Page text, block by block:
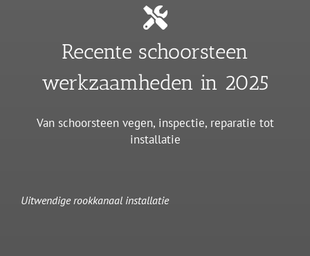
Recente schoorsteen
werkzaamheden in 2025
Van schoorsteen vegen, inspectie, reparatie tot
installatie
Uitwendige rookkanaal installatie